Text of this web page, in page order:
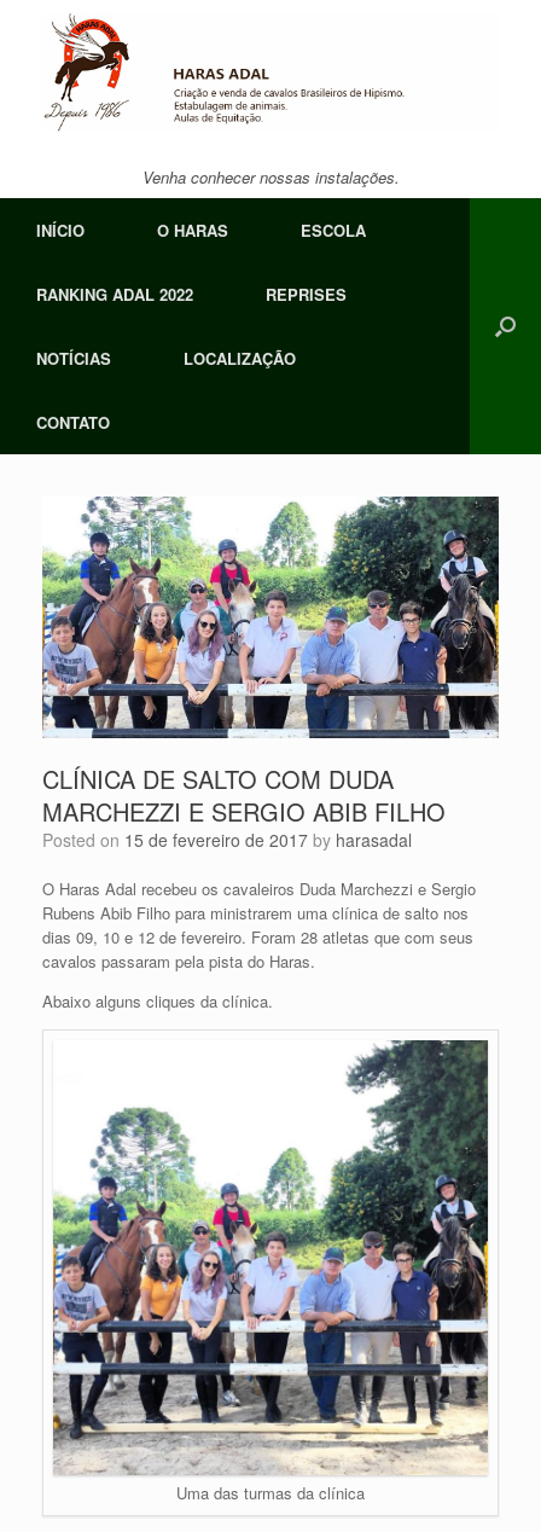
Venha conhecer nossas instalações.
INÍCIO O HARAS ESCOLA
RANKING ADAL 2022 REPRISES
NOTÍCIAS LOCALIZAÇÃO
CONTATO
CLÍNICA DE SALTO COM DUDA
MARCHEZZI E SERGIO ABIB FILHO
Posted on 15 de fevereiro de 2017 by harasadal
O Haras Adal recebeu os cavaleiros Duda Marchezzi e Sergio
Rubens Abib Filho para ministrarem uma clínica de salto nos
dias 09, 10 e 12 de fevereiro. Foram 28 atletas que com seus
cavalos passaram pela pista do Haras.
Abaixo alguns cliques da clínica.
Uma das turmas da clínica